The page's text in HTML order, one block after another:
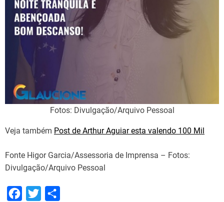
Fotos: Divulgação/Arquivo Pessoal
Veja também Post de Arthur Aguiar esta valendo 100 Mil
Fonte Higor Garcia/Assessoria de Imprensa – Fotos:
Divulgação/Arquivo Pessoal